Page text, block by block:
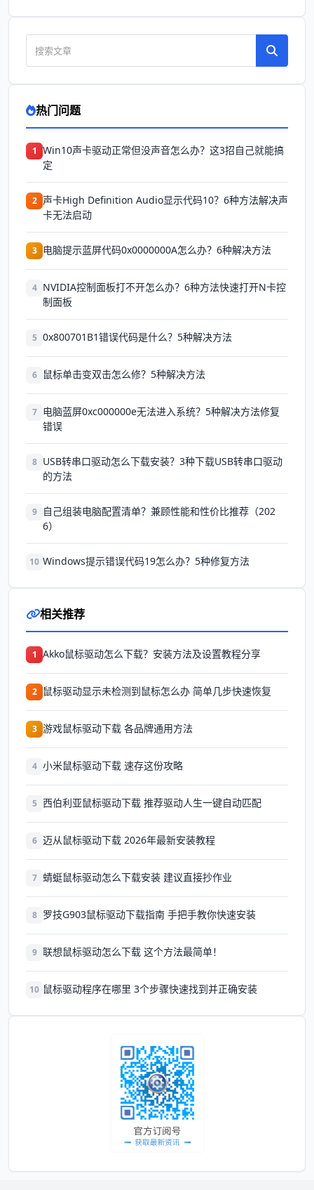
热门问题
1 Win10声卡驱动正常但没声音怎么办？这3招自己就能搞
定
2 声卡High Definition Audio显示代码10？6种方法解决声
卡无法启动
3 电脑提示蓝屏代码0x0000000A怎么办？6种解决方法
4 NVIDIA控制面板打不开怎么办？6种方法快速打开N卡控
制面板
5 0x800701B1错误代码是什么？5种解决方法
6 鼠标单击变双击怎么修？5种解决方法
7 电脑蓝屏0xc000000e无法进入系统？5种解决方法修复
错误
8 USB转串口驱动怎么下载安装？3种下载USB转串口驱动
的方法
9
自己组装电脑配置清单？兼顾性能和性价比推荐（202
6）
10 Windows提示错误代码19怎么办？5种修复方法
相关推荐
1 Akko鼠标驱动怎么下载？安装方法及设置教程分享
2 鼠标驱动显示未检测到鼠标怎么办 简单几步快速恢复
3 游戏鼠标驱动下载 各品牌通用方法
4 小米鼠标驱动下载 速存这份攻略
5 西伯利亚鼠标驱动下载 推荐驱动人生一键自动匹配
6 迈从鼠标驱动下载 2026年最新安装教程
7 蜻蜓鼠标驱动怎么下载安装 建议直接抄作业
8 罗技G903鼠标驱动下载指南 手把手教你快速安装
9 联想鼠标驱动怎么下载 这个方法最简单！
10 鼠标驱动程序在哪里 3个步骤快速找到并正确安装